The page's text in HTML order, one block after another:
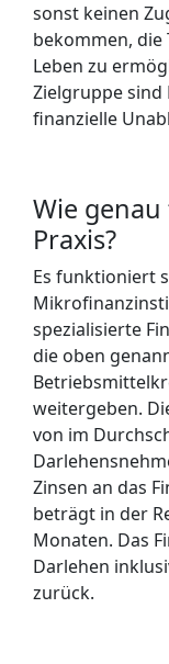
sonst keinen
bekommen,
Leben zu
Zielgruppe sind
finanzielle
Wie
Praxis?
Es funktioniert
spezialisierte
die oben
weitergeben.
von im
Zinsen an das
beträgt in der
Monaten. Das
Darlehen
zurück.